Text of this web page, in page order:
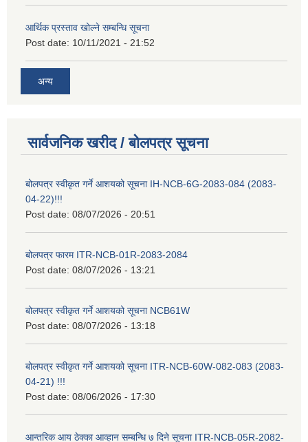
आर्थिक प्रस्ताव खोल्ने सम्बन्धि सूचना
Post date: 10/11/2021 - 21:52
अन्य
सार्वजनिक खरीद / बोलपत्र सूचना
बोलपत्र स्वीकृत गर्ने आशयको सूचना IH-NCB-6G-2083-084 (2083-
04-22)!!!
Post date: 08/07/2026 - 20:51
बोलपत्र फारम ITR-NCB-01R-2083-2084
Post date: 08/07/2026 - 13:21
बोलपत्र स्वीकृत गर्ने आशयको सूचना NCB61W
Post date: 08/07/2026 - 13:18
बोलपत्र स्वीकृत गर्ने आशयको सूचना ITR-NCB-60W-082-083 (2083-
04-21) !!!
Post date: 08/06/2026 - 17:30
आन्तरिक आय ठेक्का आव्हान सम्बन्धि ७ दिने सूचना ITR-NCB-05R-2082-